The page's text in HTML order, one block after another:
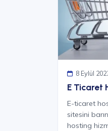
8 Eylül
E Ticaret
E-ticaret
sitesini
hosting